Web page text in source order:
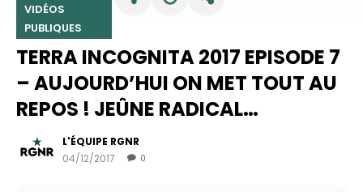
VIDÉOS
PUBLIQUES
TERRA INCOGNITA 2017 EPISODE 7
– AUJOURD’HUI ON MET TOUT AU
REPOS ! JEÛNE RADICAL…
L'ÉQUIPE RGNR
04/12/2017
0